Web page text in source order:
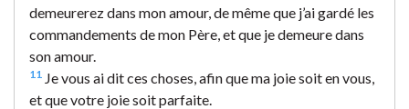
demeurerez dans mon amour, de même que j’ai gardé les
commandements de mon Père, et que je demeure dans
son amour.
11 Je vous ai dit ces choses, afin que ma joie soit en vous,
et que votre joie soit parfaite.